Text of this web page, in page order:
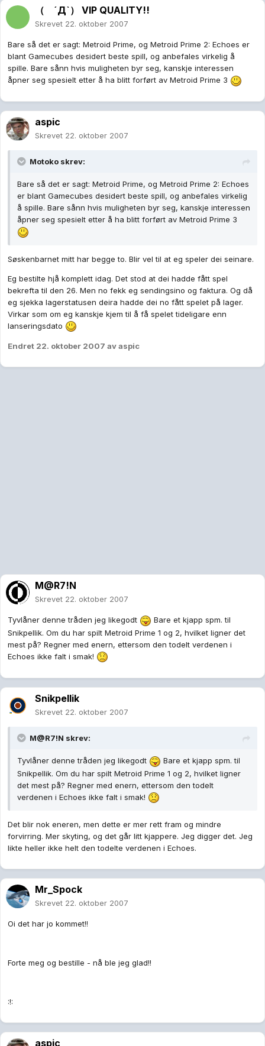
（ ´Д`） VIP QUALITY!!
Skrevet 22. oktober 2007
Bare så det er sagt: Metroid Prime, og Metroid Prime 2: Echoes er
blant Gamecubes desidert beste spill, og anbefales virkelig å
spille. Bare sånn hvis muligheten byr seg, kanskje interessen
åpner seg spesielt etter å ha blitt forført av Metroid Prime 3
aspic
Skrevet 22. oktober 2007
Motoko skrev:
Bare så det er sagt: Metroid Prime, og Metroid Prime 2: Echoes
er blant Gamecubes desidert beste spill, og anbefales virkelig
å spille. Bare sånn hvis muligheten byr seg, kanskje interessen
åpner seg spesielt etter å ha blitt forført av Metroid Prime 3
Søskenbarnet mitt har begge to. Blir vel til at eg speler dei seinare.
Eg bestilte hjå komplett idag. Det stod at dei hadde fått spel
bekrefta til den 26. Men no fekk eg sendingsino og faktura. Og då
eg sjekka lagerstatusen deira hadde dei no fått spelet på lager.
Virkar som om eg kanskje kjem til å få spelet tideligare enn
lanseringsdato
Endret 22. oktober 2007 av aspic
M@R7!N
Skrevet 22. oktober 2007
Tyvlåner denne tråden jeg likegodt
Bare et kjapp spm. til
Snikpellik. Om du har spilt Metroid Prime 1 og 2, hvilket ligner det
mest på? Regner med enern, ettersom den todelt verdenen i
Echoes ikke falt i smak!
Snikpellik
Skrevet 22. oktober 2007
M@R7!N skrev:
Tyvlåner denne tråden jeg likegodt
Bare et kjapp spm. til
Snikpellik. Om du har spilt Metroid Prime 1 og 2, hvilket ligner
det mest på? Regner med enern, ettersom den todelt
verdenen i Echoes ikke falt i smak!
Det blir nok eneren, men dette er mer rett fram og mindre
forvirring. Mer skyting, og det går litt kjappere. Jeg digger det. Jeg
likte heller ikke helt den todelte verdenen i Echoes.
Mr_Spock
Skrevet 22. oktober 2007
Oi det har jo kommet!!
Forte meg og bestille - nå ble jeg glad!!
:!:
aspic